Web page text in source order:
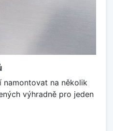
namontovat na několik
výhradně pro jeden